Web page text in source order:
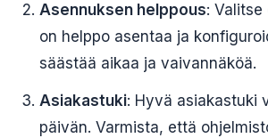
Asennuksen helppous: Valitse
on helppo asentaa ja
säästää aikaa ja vaivannäköä.
Asiakastuki: Hyvä asiakastuki
päivän. Varmista, että